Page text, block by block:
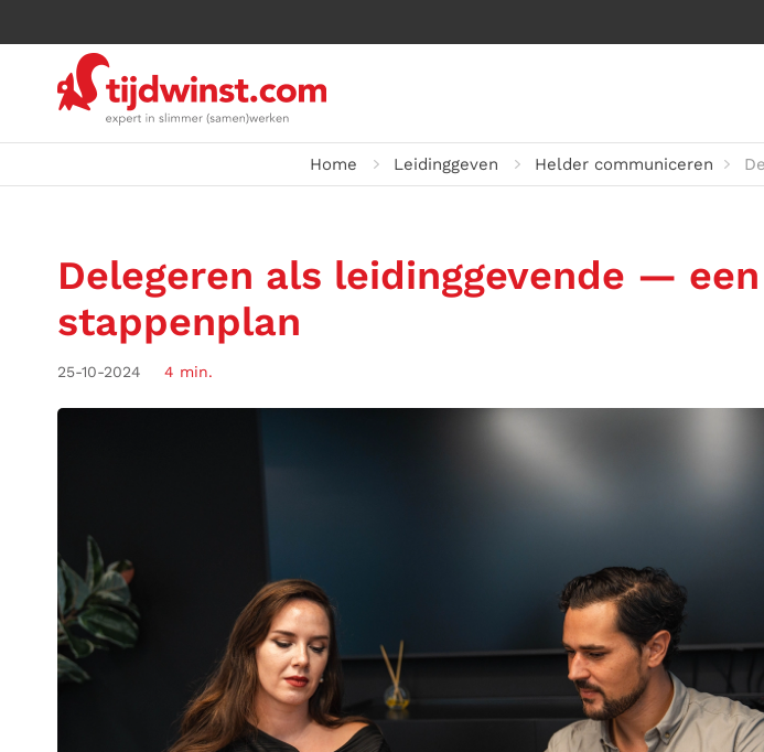
Home Leidinggeven Helder communiceren
Delegeren als leidinggevende —
stappenplan
25-10-2024 4 min.